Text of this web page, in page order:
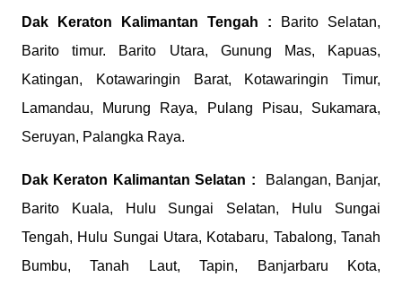
Dak Keraton Kalimantan Tengah : Barito Selatan,
Barito timur. Barito Utara, Gunung Mas, Kapuas,
Katingan, Kotawaringin Barat, Kotawaringin Timur,
Lamandau, Murung Raya, Pulang Pisau, Sukamara,
Seruyan, Palangka Raya.
Dak Keraton Kalimantan Selatan : Balangan, Banjar,
Barito Kuala, Hulu Sungai Selatan, Hulu Sungai
Tengah, Hulu Sungai Utara, Kotabaru, Tabalong, Tanah
Bumbu, Tanah Laut, Tapin, Banjarbaru Kota,